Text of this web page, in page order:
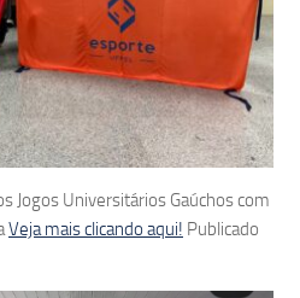
Jogos Universitários Gaúchos com
Veja mais clicando aqui! Publicado